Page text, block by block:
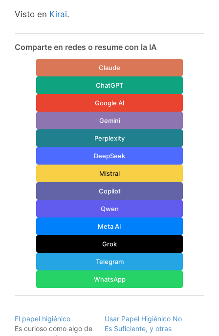
Visto en Kirai.
Comparte en redes o resume con la IA
Claude
ChatGPT
Google AI
Gemini
Perplexity
DeepSeek
Mistral
Copilot
Qwen
Meta AI
Grok
Telegram
WhatsApp
El papel higiénico
Es curioso cómo algo de
Usar Papel Higiénico No
Es Suficiente, y otras